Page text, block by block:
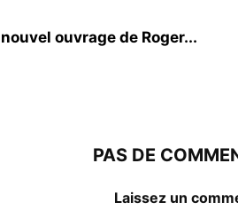
ouvrage de Roger...
PAS DE
Laissez un